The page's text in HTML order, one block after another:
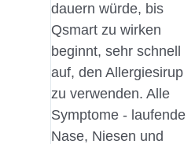
dauern würde, bis
Qsmart zu wirken
beginnt, sehr schnell
auf, den Allergiesirup
zu verwenden. Alle
Symptome - laufende
Nase, Niesen und